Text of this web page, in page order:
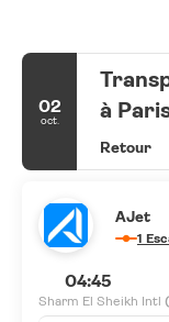
02
oct.
à
Retour
AJet
1
04:45
Sharm El Sheikh Intl